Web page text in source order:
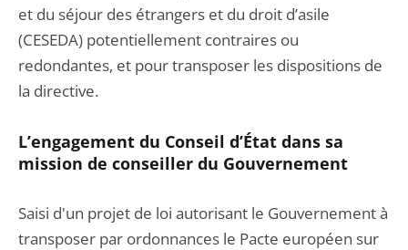
et du séjour des étrangers et du droit d’asile
(CESEDA) potentiellement contraires ou
redondantes, et pour transposer les dispositions de
la directive.
L’engagement du Conseil d’État dans sa
mission de conseiller du Gouvernement
Saisi d'un projet de loi autorisant le Gouvernement à
transposer par ordonnances le Pacte européen sur